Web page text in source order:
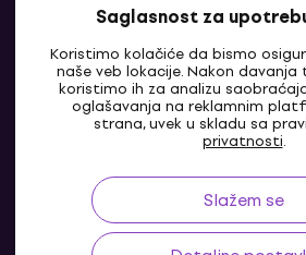
Saglasnost za
Koristimo kolačiće da bismo
naše veb lokacije. Nakon
koristimo ih za analizu
oglašavanja na reklamnim
strana, uvek u skladu sa
privatnosti.
Slažem se
BA